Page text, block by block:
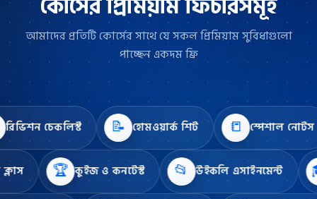
আমাদের প্রতিটি কোর্সের সাথে যে সকল প্রিমিয়াম সুবিধাগুলো
পাচ্ছেন একদম ফ্রি
চেকলিস্ট 📝 হোমওয়ার্ক শিট 📒 স্পেশাল নোটস
বোনাস ক্লাস 🏆 কুইজ ও কনটেস্ট 📂 উইকলি এসাইনমেন্ট